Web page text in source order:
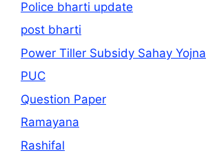
Police bharti update
post bharti
Power Tiller Subsidy Sahay Yojna
PUC
Question Paper
Ramayana
Rashifal